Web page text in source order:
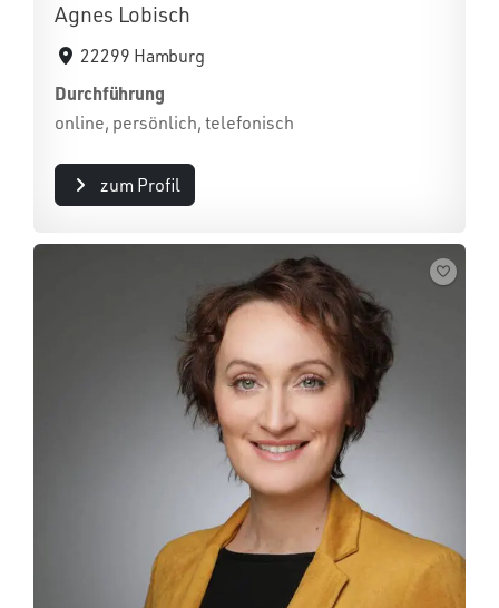
Agnes Lobisch
22299 Hamburg
Durchführung
online, persönlich, telefonisch
zum Profil